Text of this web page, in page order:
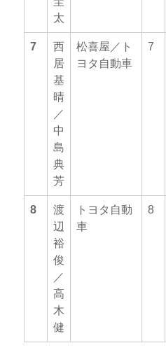
太
7
西
居
基
晴
／
中
島
典
芳
松喜屋／ト
ヨタ自動車
7
8
渡
辺
裕
俊
／
高
木
健
トヨタ自動
車
8